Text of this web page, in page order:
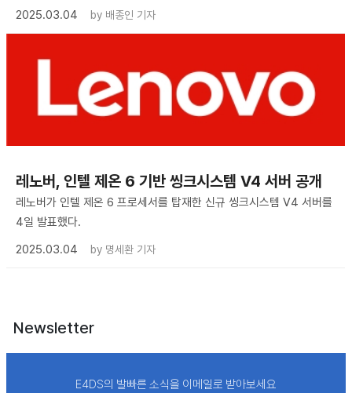
2025.03.04 by 배종인 기자
​레노버, 인텔 제온 6 기반 씽크시스템 V4 서버 공개
레노버가 인텔 제온 6 프로세서를 탑재한 신규 씽크시스템 V4 서버를
4일 발표했다.
2025.03.04
by 명세환 기자
Newsletter
E4DS의 발빠른 소식을 이메일로 받아보세요